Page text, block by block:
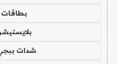
بطاقات
شدات